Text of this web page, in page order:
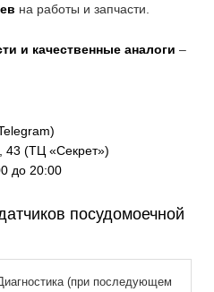
на работы и запчасти.
и качественные аналоги –
43 (ТЦ «Секрет»)
до 20:00
посудомоечной
(при последующем